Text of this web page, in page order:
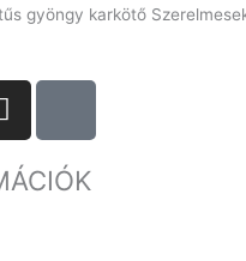
gyöngy karkötő
I
n
t
t